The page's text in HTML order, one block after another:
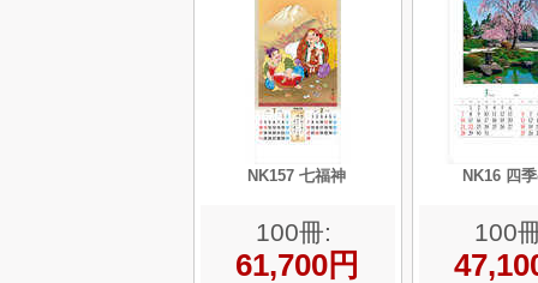
NK157 七福神
100冊:
61,700円
NK16 四
100